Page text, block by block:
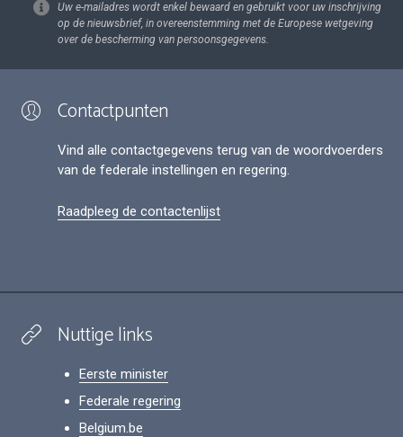
Uw e-mailadres wordt enkel bewaard en gebruikt voor uw inschrijving
op de nieuwsbrief, in overeenstemming met de Europese wetgeving
over de bescherming van persoonsgegevens.
Contactpunten
Vind alle contactgegevens terug van de woordvoerders
van de federale instellingen en regering.
Raadpleeg de contactenlijst
Nuttige links
Eerste minister
Federale regering
Belgium.be